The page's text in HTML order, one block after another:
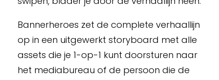
Bannerheroes zet de complete verhaallijn
op in een uitgewerkt storyboard met alle
assets die je 1-op-1 kunt doorsturen naar
het mediabureau of de persoon die de